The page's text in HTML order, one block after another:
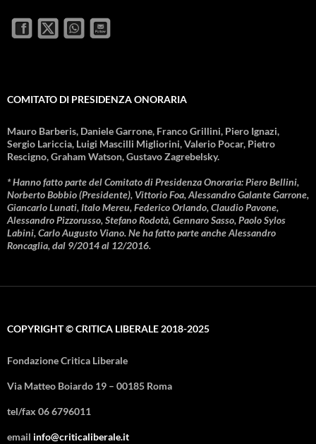
COMITATO DI PRESIDENZA ONORARIA
Mauro Barberis, Daniele Garrone, Franco Grillini, Piero Ignazi,
Sergio Lariccia, Luigi Mascilli Migliorini, Valerio Pocar, Pietro
Rescigno, Graham Watson, Gustavo Zagrebelsky.
* Hanno fatto parte del Comitato di Presidenza Onoraria: Piero Bellini,
Norberto Bobbio (Presidente), Vittorio Foa, Alessandro Galante Garrone,
Giancarlo Lunati, Italo Mereu, Federico Orlando, Claudio Pavone,
Alessandro Pizzorusso, Stefano Rodotà, Gennaro Sasso, Paolo Sylos
Labini, Carlo Augusto Viano. Ne ha fatto parte anche Alessandro
Roncaglia, dal 9/2014 al 12/2016.
COPYRIGHT © CRITICA LIBERALE 2018-2025
Fondazione Critica Liberale
Via Matteo Boiardo 19 – 00185 Roma
tel/fax 06 6796011
email info@criticaliberale.it